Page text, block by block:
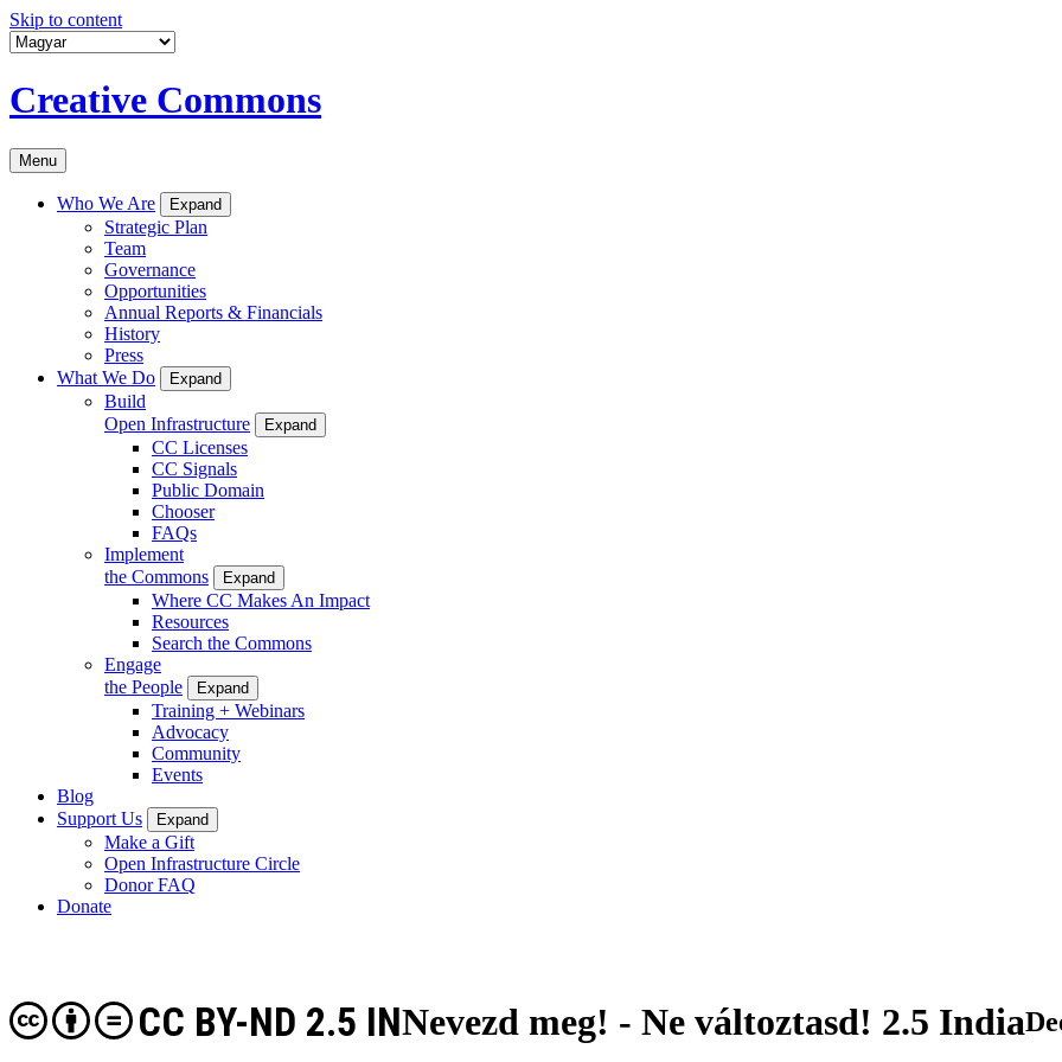
Skip to content
Creative Commons
Menu
Who We Are Expand
Strategic Plan
Team
Governance
Opportunities
Annual Reports & Financials
History
Press
What We Do
Expand
Build
Open Infrastructure
Expand
CC Licenses
CC Signals
Public Domain
Chooser
FAQs
Implement
the Commons
Expand
Where CC Makes An Impact
Resources
Search the Commons
Engage
the People
Expand
Training + Webinars
Advocacy
Community
Events
Blog
Support Us
Expand
Make a Gift
Open Infrastructure Circle
Donor FAQ
Donate
Nevezd meg! - Ne változtasd! 2.5 India
CC BY-ND 2.5 IN